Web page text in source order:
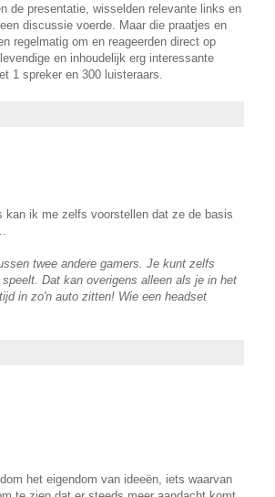
de presentatie, wisselden relevante links en
discussie voerde. Maar die praatjes en
regelmatig om en reageerden direct op
en inhoudelijk erg interessante
1 spreker en 300 luisteraars.
kan ik me zelfs voorstellen dat ze de basis
twee andere gamers. Je kunt zelfs
Dat kan overigens alleen als je in het
in zo'n auto zitten! Wie een headset
het eigendom van ideeën, iets waarvan